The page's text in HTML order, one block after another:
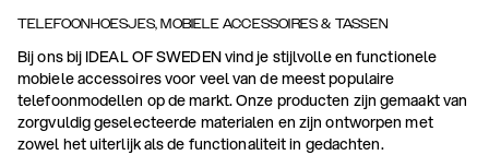
TELEFOONHOESJES, MOBIELE ACCESSOIRES & TASSEN
Bij ons bij IDEAL OF SWEDEN vind je stijlvolle en functionele
mobiele accessoires voor veel van de meest populaire
telefoonmodellen op de markt. Onze producten zijn gemaakt van
zorgvuldig geselecteerde materialen en zijn ontworpen met
zowel het uiterlijk als de functionaliteit in gedachten.